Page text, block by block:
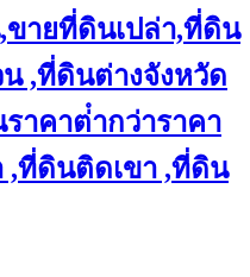
ขายที่ดินเปล่า,ที่ดิน
,ที่ดินต่างจังหวัด
าคาต่ํากว่าราคา
,ที่ดินติดเขา ,ที่ดิน